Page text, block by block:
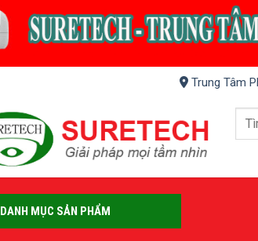
Trung Tâm
Tìm
DANH MỤC SẢN PHẨM